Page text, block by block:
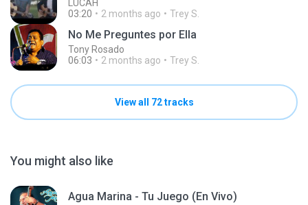
LUCAH
03:20
2 months ago Trey S.
No Me Preguntes por Ella
Tony Rosado
06:03
2 months ago Trey S.
View all 72 tracks
You might also like
Agua Marina - Tu Juego (En Vivo)